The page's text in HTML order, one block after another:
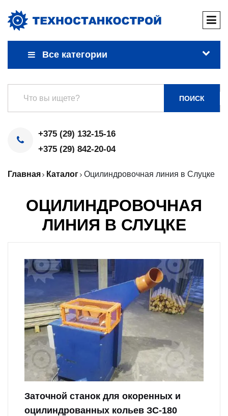
Все категории
ПОИСК
+375 (29) 132-15-16
+375 (29) 842-20-04
Главная Каталог Оцилиндровочная линия в Слуцке
ОЦИЛИНДРОВОЧНАЯ
ЛИНИЯ В СЛУЦКЕ
Заточной станок для окоренных и
оцилиндрованных кольев ЗС-180